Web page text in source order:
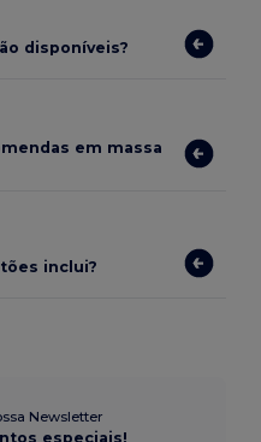
disponíveis?
em massa
inclui?
Newsletter
especiais!